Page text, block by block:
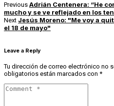
Previous Adrián Centenera: “He
mucho y se ve reflejado en los
Next Jesús Moreno: "Me voy a
el 18 de mayo"
Leave a Reply
Tu dirección de correo electrónico no
obligatorios están marcados con *